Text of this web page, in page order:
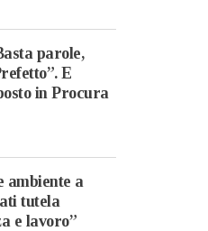
parole,
E
in Procura
ambiente a
tutela
e lavoro”